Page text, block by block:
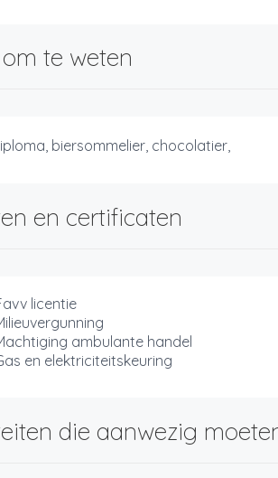
te weten
biersommelier, chocolatier,
en certificaten
licentie
ambulante handel
en elektriciteitskeuring
die aanwezig